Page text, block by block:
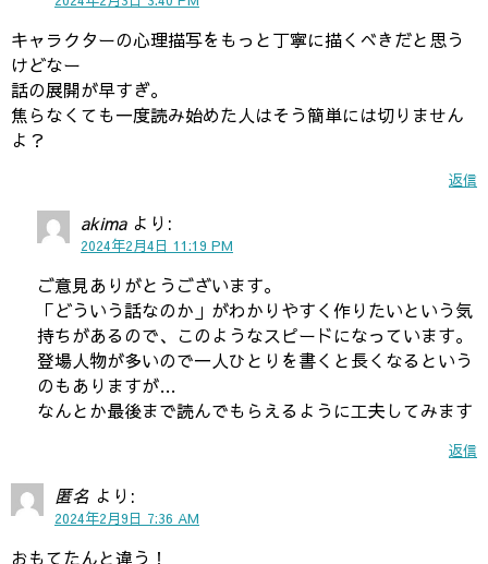
キャラクターの心理描写をもっと丁寧に描くべきだと思う
けどなー
話の展開が早すぎ。
焦らなくても一度読み始めた人はそう簡単には切りません
よ？
返信
akima より:
2024年2月4日 11:19 PM
ご意見ありがとうございます。
「どういう話なのか」がわかりやすく作りたいという気
持ちがあるので、このようなスピードになっています。
登場人物が多いので一人ひとりを書くと長くなるという
のもありますが…
なんとか最後まで読んでもらえるように工夫してみます
返信
匿名 より:
2024年2月9日 7:36 AM
おもてたんと違う！